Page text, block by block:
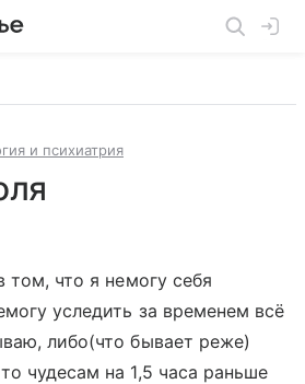
и психиатрия
том, что я немогу себя
уследить за временем всё
либо(что бывает реже)
чудесам на 1,5 часа раньше